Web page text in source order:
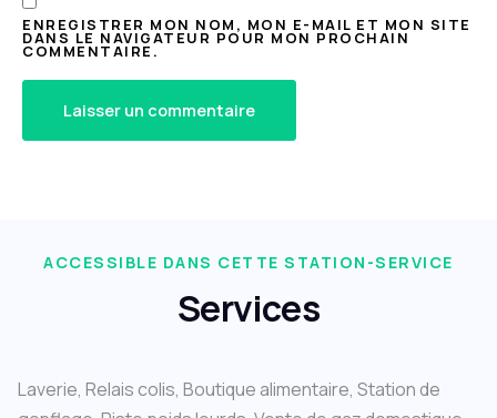
ENREGISTRER MON NOM, MON E-MAIL ET MON SITE
DANS LE NAVIGATEUR POUR MON PROCHAIN
COMMENTAIRE.
ACCESSIBLE DANS CETTE STATION-SERVICE
Services
Laverie, Relais colis, Boutique alimentaire, Station de